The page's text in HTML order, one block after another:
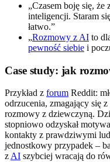
„Czasem boję się, że
inteligencji. Staram
łatwo.”
„Rozmowy z AI to
pewność siebie i
Case study: jak
Przykład z forum Reddit:
odrzucenia, zmagający się
rozmowy z dziewczyną.
stopniowo odzyskał
kontakty z prawdziwymi
jednostkowy przypadek –
zAI szybciej wracają do